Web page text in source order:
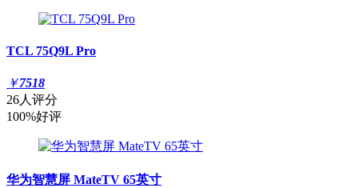
TCL 75Q9L Pro
￥7518
26人评分
100%好评
华为智慧屏 MateTV 65英寸